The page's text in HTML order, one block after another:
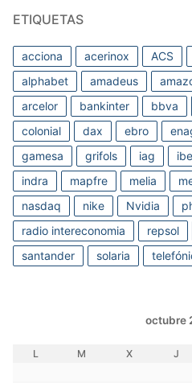
ETIQUETAS
acciona acerinox ACS
alphabet
amadeus
arcelor
bankinter bbva
colonial
dax ebro
gamesa
grifols iag
indra
mapfre melia
nasdaq
nike Nvidia
radio intereconomia
repsol
santander
solaria
octubre
L M X J